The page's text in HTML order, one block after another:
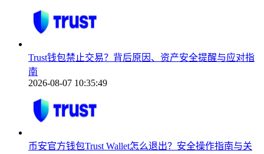
Trust钱包禁止交易？背后原因、资产安全提醒与应对指
南
2026-08-07 10:35:49
币安官方钱包Trust Wallet怎么退出？安全操作指南与关